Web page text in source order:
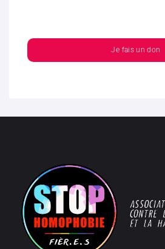
Je fais un don